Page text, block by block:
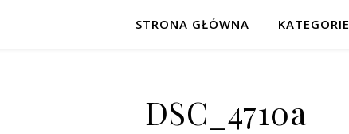
STRONA GŁÓWNA KATEGORIE
DSC_4710a